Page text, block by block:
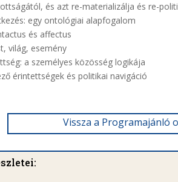
és azt re-materializálja és re-
egy ontológiai alapfogalom
és affectus
világ, esemény
a személyes közösség logikája
érintettségek és politikai navigáció
Vissza a Programajánló